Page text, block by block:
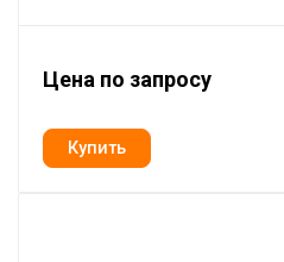
Цена по запросу